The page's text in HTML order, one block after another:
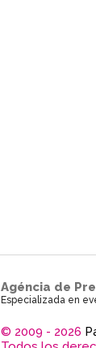
Agéncia de
Especializada en
© 2009 - 2026